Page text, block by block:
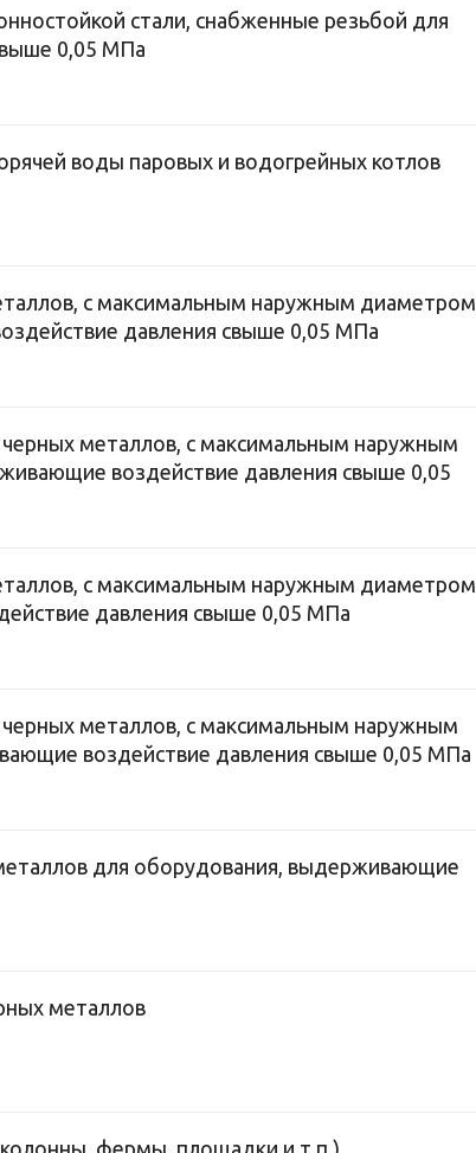
стали, снабженные резьбой для
0,05 МПа
воды паровых и водогрейных котлов
с максимальным наружным диаметром
давления свыше 0,05 МПа
металлов, с максимальным наружным
воздействие давления свыше 0,05
с максимальным наружным диаметром
давления свыше 0,05 МПа
металлов, с максимальным наружным
воздействие давления свыше 0,05 МПа
для оборудования, выдерживающие
металлов
фермы, площадки и т.п.)